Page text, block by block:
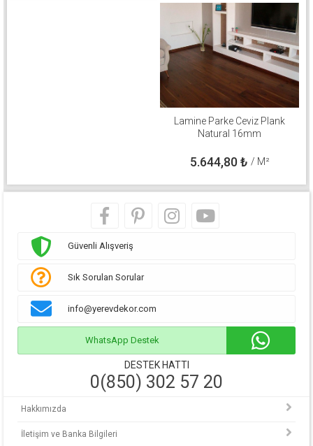
Lamine Parke Ceviz Plank
Natural 16mm
5.644,80₺ / M²
Güvenli Alışveriş
Sık Sorulan Sorular
info@yerevdekor.com
WhatsApp Destek
DESTEK HATTI
0(850) 302 57 20
Hakkımızda
İletişim ve Banka Bilgileri